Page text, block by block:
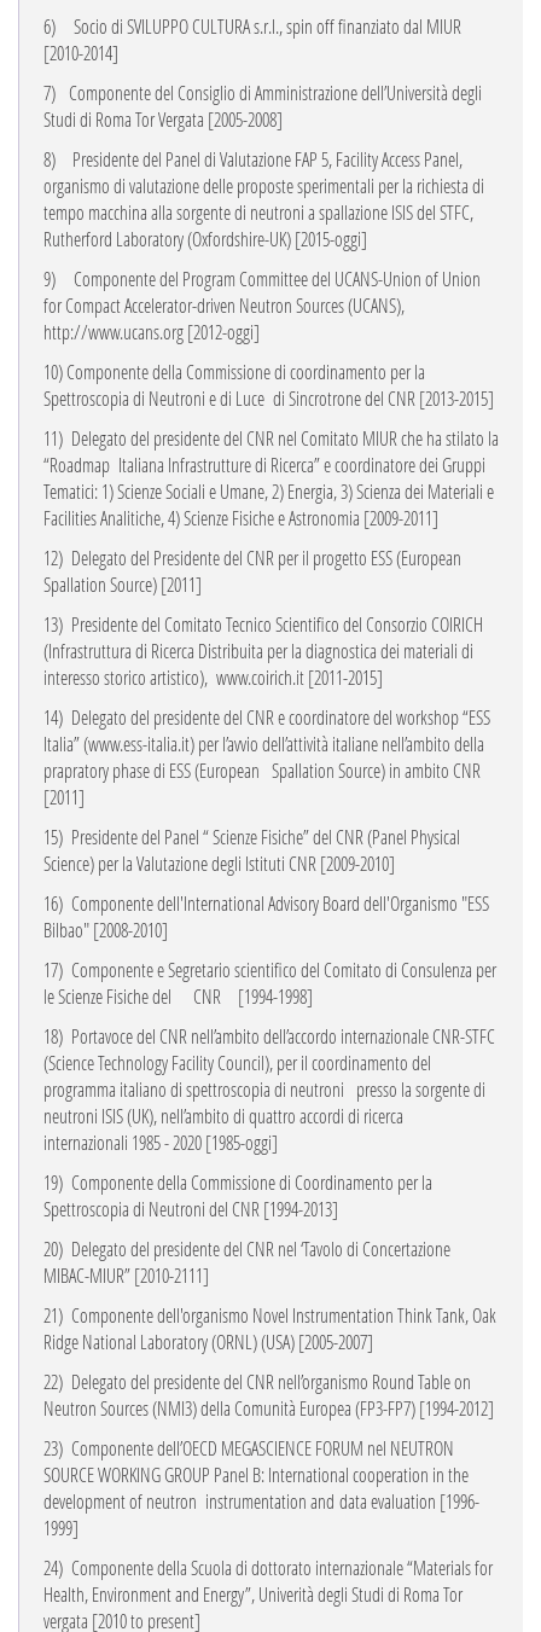
6)
Socio di SVILUPPO CULTURA s.r.l., spin off finanziato dal MIUR
[2010-2014]
7) Componente del Consiglio di Amministrazione dell’Università degli
Studi di Roma Tor Vergata [2005-2008]
8)
Presidente del Panel di ValutazioneFAP 5,Facility Access Panel,
organismo di valutazione delle proposte sperimentali per la richiesta di
tempo macchina allasorgente di neutroni a spallazione ISISdelSTFC,
Rutherford Laboratory (Oxfordshire-UK) [2015-oggi]
9)
Componente del Program Committee del UCANS-Union of Union
for CompactAccelerator-driven Neutron Sources (UCANS),
http://www.ucans.org[2012-oggi]
10)Componente della Commissione di coordinamento per la
Spettroscopia di Neutroni e di Luce di Sincrotrone del CNR [2013-2015]
11) Delegato del presidente del CNR nel Comitato MIUR che ha stilato la
“Roadmap Italiana Infrastrutture di Ricerca” e coordinatore dei Gruppi
Tematici: 1) Scienze Sociali e Umane, 2)Energia, 3) Scienza dei Materiali e
Facilities Analitiche, 4) Scienze Fisiche eAstronomia [2009-2011]
12) Delegato del Presidente del CNR per il progetto ESS (European
Spallation Source) [2011]
13) Presidente del Comitato Tecnico Scientifico del Consorzio COIRICH
(Infrastruttura di Ricerca Distribuita per la diagnostica dei materiali di
interesso storico artistico), www.coirich.it[2011-2015]
14) Delegato del presidente del CNR e coordinatore del workshop “ESS
Italia” (www.ess-italia.it) per l’avvio dell’attività italiane nell’ambito della
prapratory phase di ESS (European Spallation Source) in ambito CNR
[2011]
15) Presidente del Panel “ Scienze Fisiche” del CNR (Panel Physical
Science) per la Valutazionedegli Istituti CNR [2009-2010]
16) Componente dell'International Advisory Board dell'Organismo "ESS
Bilbao" [2008-2010]
17) Componente e Segretario scientifico del Comitato di Consulenza per
le Scienze Fisiche del
CNR
[1994-1998]
18) Portavoce del CNR nell’ambito dell’accordo internazionale CNR-STFC
(Science TechnologyFacility Council), per il coordinamento del
programma italiano di spettroscopia di neutroni presso la sorgente di
neutroni ISIS (UK), nell’ambito di quattro accordi di ricerca
internazionali 1985 - 2020 [1985-oggi]
19) Componente della Commissione di Coordinamento per la
Spettroscopia di Neutroni del CNR [1994-2013]
20) Delegato del presidente del CNR nel ‘Tavolo di Concertazione
MIBAC-MIUR” [2010-2111]
21) Componente dell'organismo Novel Instrumentation Think Tank, Oak
Ridge National Laboratory (ORNL) (USA) [2005-2007]
22) Delegato del presidente del CNR nell’organismo Round Table on
Neutron Sources (NMI3) della Comunità Europea (FP3-FP7) [1994-2012]
23) Componente dell’OECD MEGASCIENCE FORUM nel NEUTRON
SOURCEWORKINGGROUP Panel B: International cooperation in the
development of neutron instrumentation and data evaluation [1996-
1999]
24) Componente della Scuola di dottorato internazionale “Materials for
Health, Environment and Energy”,Univerità degli Studi di Roma Tor
vergata [2010 to present]